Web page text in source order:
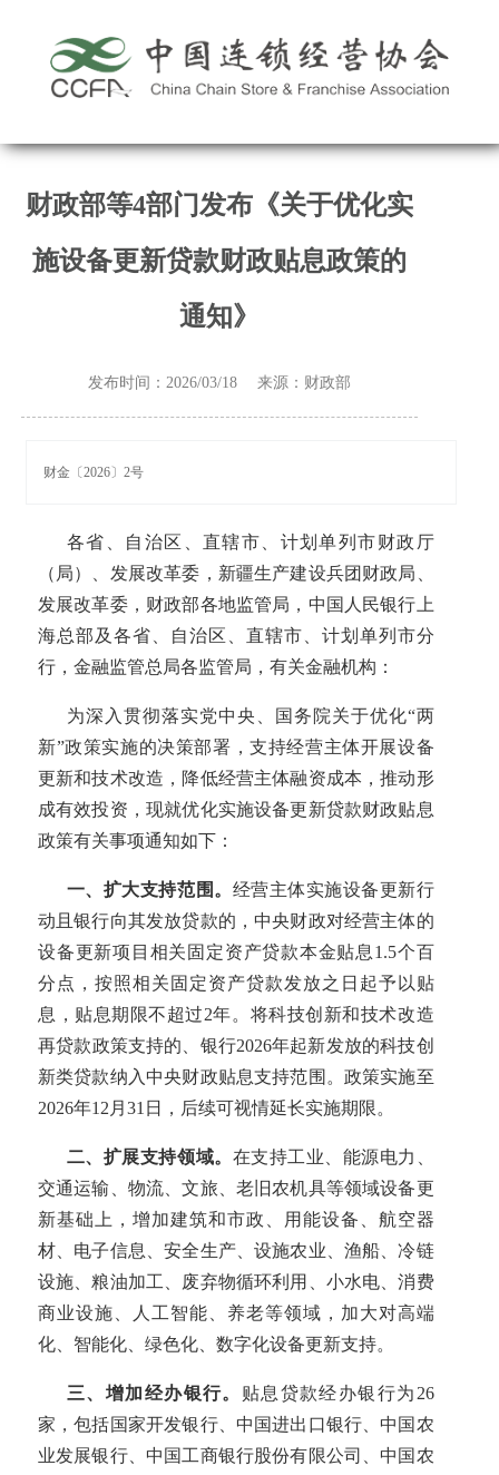
财政部等4部门发布《关于优化实
施设备更新贷款财政贴息政策的
通知》
发布时间：2026/03/18 来源：财政部
财金〔2026〕2号
各省、自治区、直辖市、计划单列市财政厅
（局）、发展改革委，新疆生产建设兵团财政局、
发展改革委，财政部各地监管局，中国人民银行上
海总部及各省、自治区、直辖市、计划单列市分
行，金融监管总局各监管局，有关金融机构：
为深入贯彻落实党中央、国务院关于优化“两
新”政策实施的决策部署，支持经营主体开展设备
更新和技术改造，降低经营主体融资成本，推动形
成有效投资，现就优化实施设备更新贷款财政贴息
政策有关事项通知如下：
一、扩大支持范围。 经营主体实施设备更新行
动且银行向其发放贷款的，中央财政对经营主体的
设备更新项目相关固定资产贷款本金贴息1.5个百
分点，按照相关固定资产贷款发放之日起予以贴
息，贴息期限不超过2年。将科技创新和技术改造
再贷款政策支持的、银行2026年起新发放的科技创
新类贷款纳入中央财政贴息支持范围。政策实施至
2026年12月31日，后续可视情延长实施期限。
二、扩展支持领域。 在支持工业、能源电力、
交通运输、物流、文旅、老旧农机具等领域设备更
新基础上，增加建筑和市政、用能设备、航空器
材、电子信息、安全生产、设施农业、渔船、冷链
设施、粮油加工、废弃物循环利用、小水电、消费
商业设施、人工智能、养老等领域，加大对高端
化、智能化、绿色化、数字化设备更新支持。
三、增加经办银行。 贴息贷款经办银行为26
家，包括国家开发银行、中国进出口银行、中国农
业发展银行、中国工商银行股份有限公司、中国农